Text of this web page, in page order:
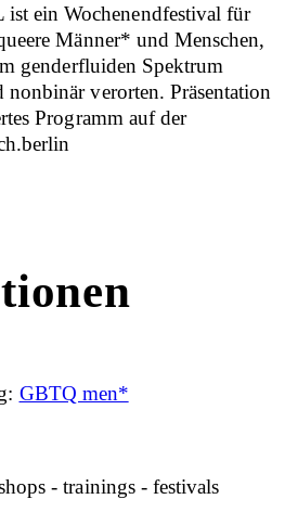
ein Wochenendfestival für
Männer* und Menschen,
genderfluiden Spektrum
verorten. Präsentation
Programm auf der
GBTQ men*